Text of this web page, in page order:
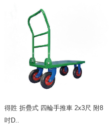
得貹 折疊式 四輪手推車 2x3尺 附8
吋D..